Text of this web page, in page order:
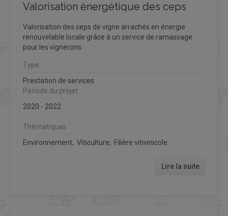
Valorisation énergétique des ceps
Valorisation des ceps de vigne arrachés en énergie
renouvelable locale grâce à un service de ramassage
pour les vignerons
Type
Prestation de services
Période du projet
2020 - 2022
Thématiques
Environnement, Viticulture, Filière vitivinicole
Lire la suite